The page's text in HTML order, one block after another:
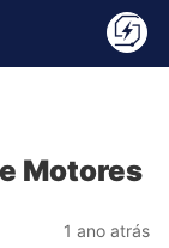
Motores
1 ano atrás